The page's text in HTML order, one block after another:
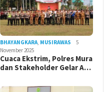
BHAYANGKARA, MUSIRAWAS
5
November 2025
Cuaca Ekstrim, Polres Mura
dan Stakeholder Gelar A…